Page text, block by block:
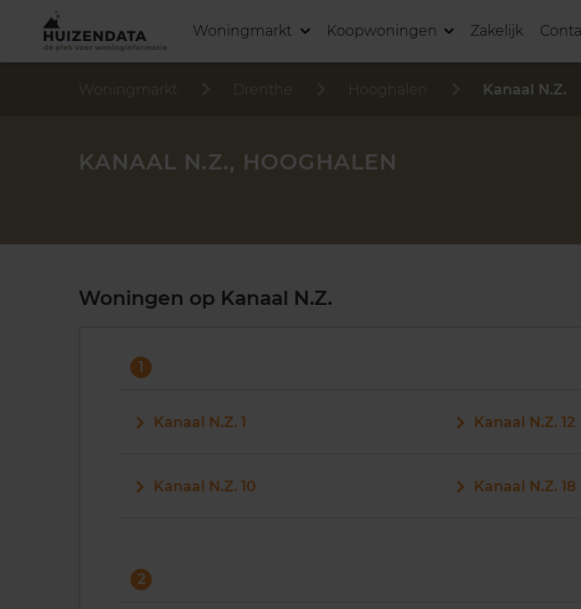
Woningmarkt Koopwoningen Zakelijk
Woningmarkt Drenthe Hooghalen Kanaal N.Z.
KANAAL N.Z., HOOGHALEN
Woningen op Kanaal N.Z.
1
Kanaal N.Z. 1
Kanaal N.Z. 10
Kanaal N.Z. 12
Kanaal N.Z. 18
2